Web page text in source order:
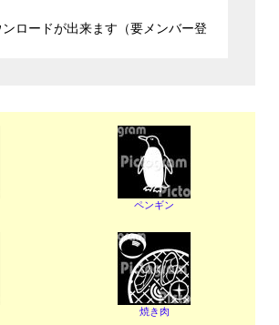
ロードが出来ます（要メンバー登
ペンギン
焼き肉